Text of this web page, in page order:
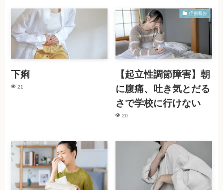
下痢
21
症例報告
【起立性調節障害】朝
に腹痛、吐き気とだる
さで学校に行けない
20